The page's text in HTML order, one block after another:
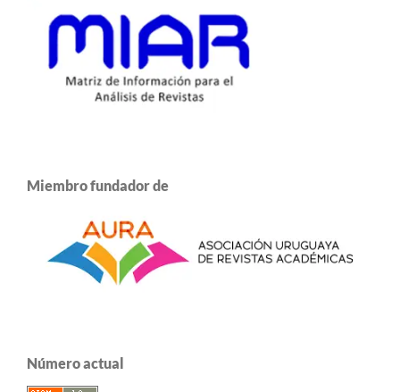
Miembro fundador de
Número actual